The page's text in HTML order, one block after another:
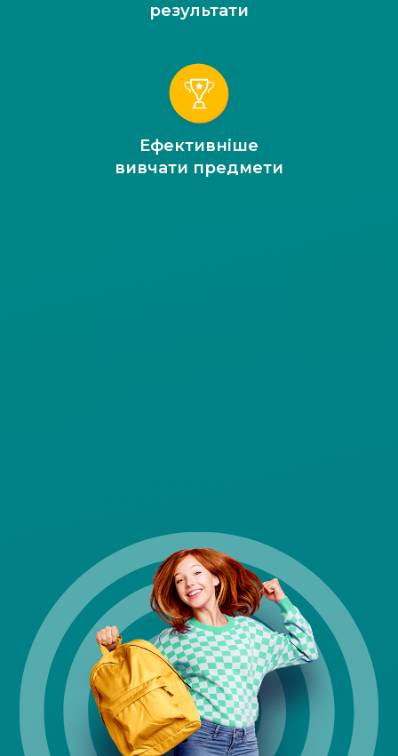
результати
Ефективніше
вивчати предмети